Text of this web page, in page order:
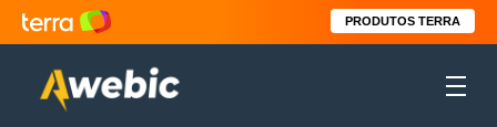
PRODUTOS TERRA